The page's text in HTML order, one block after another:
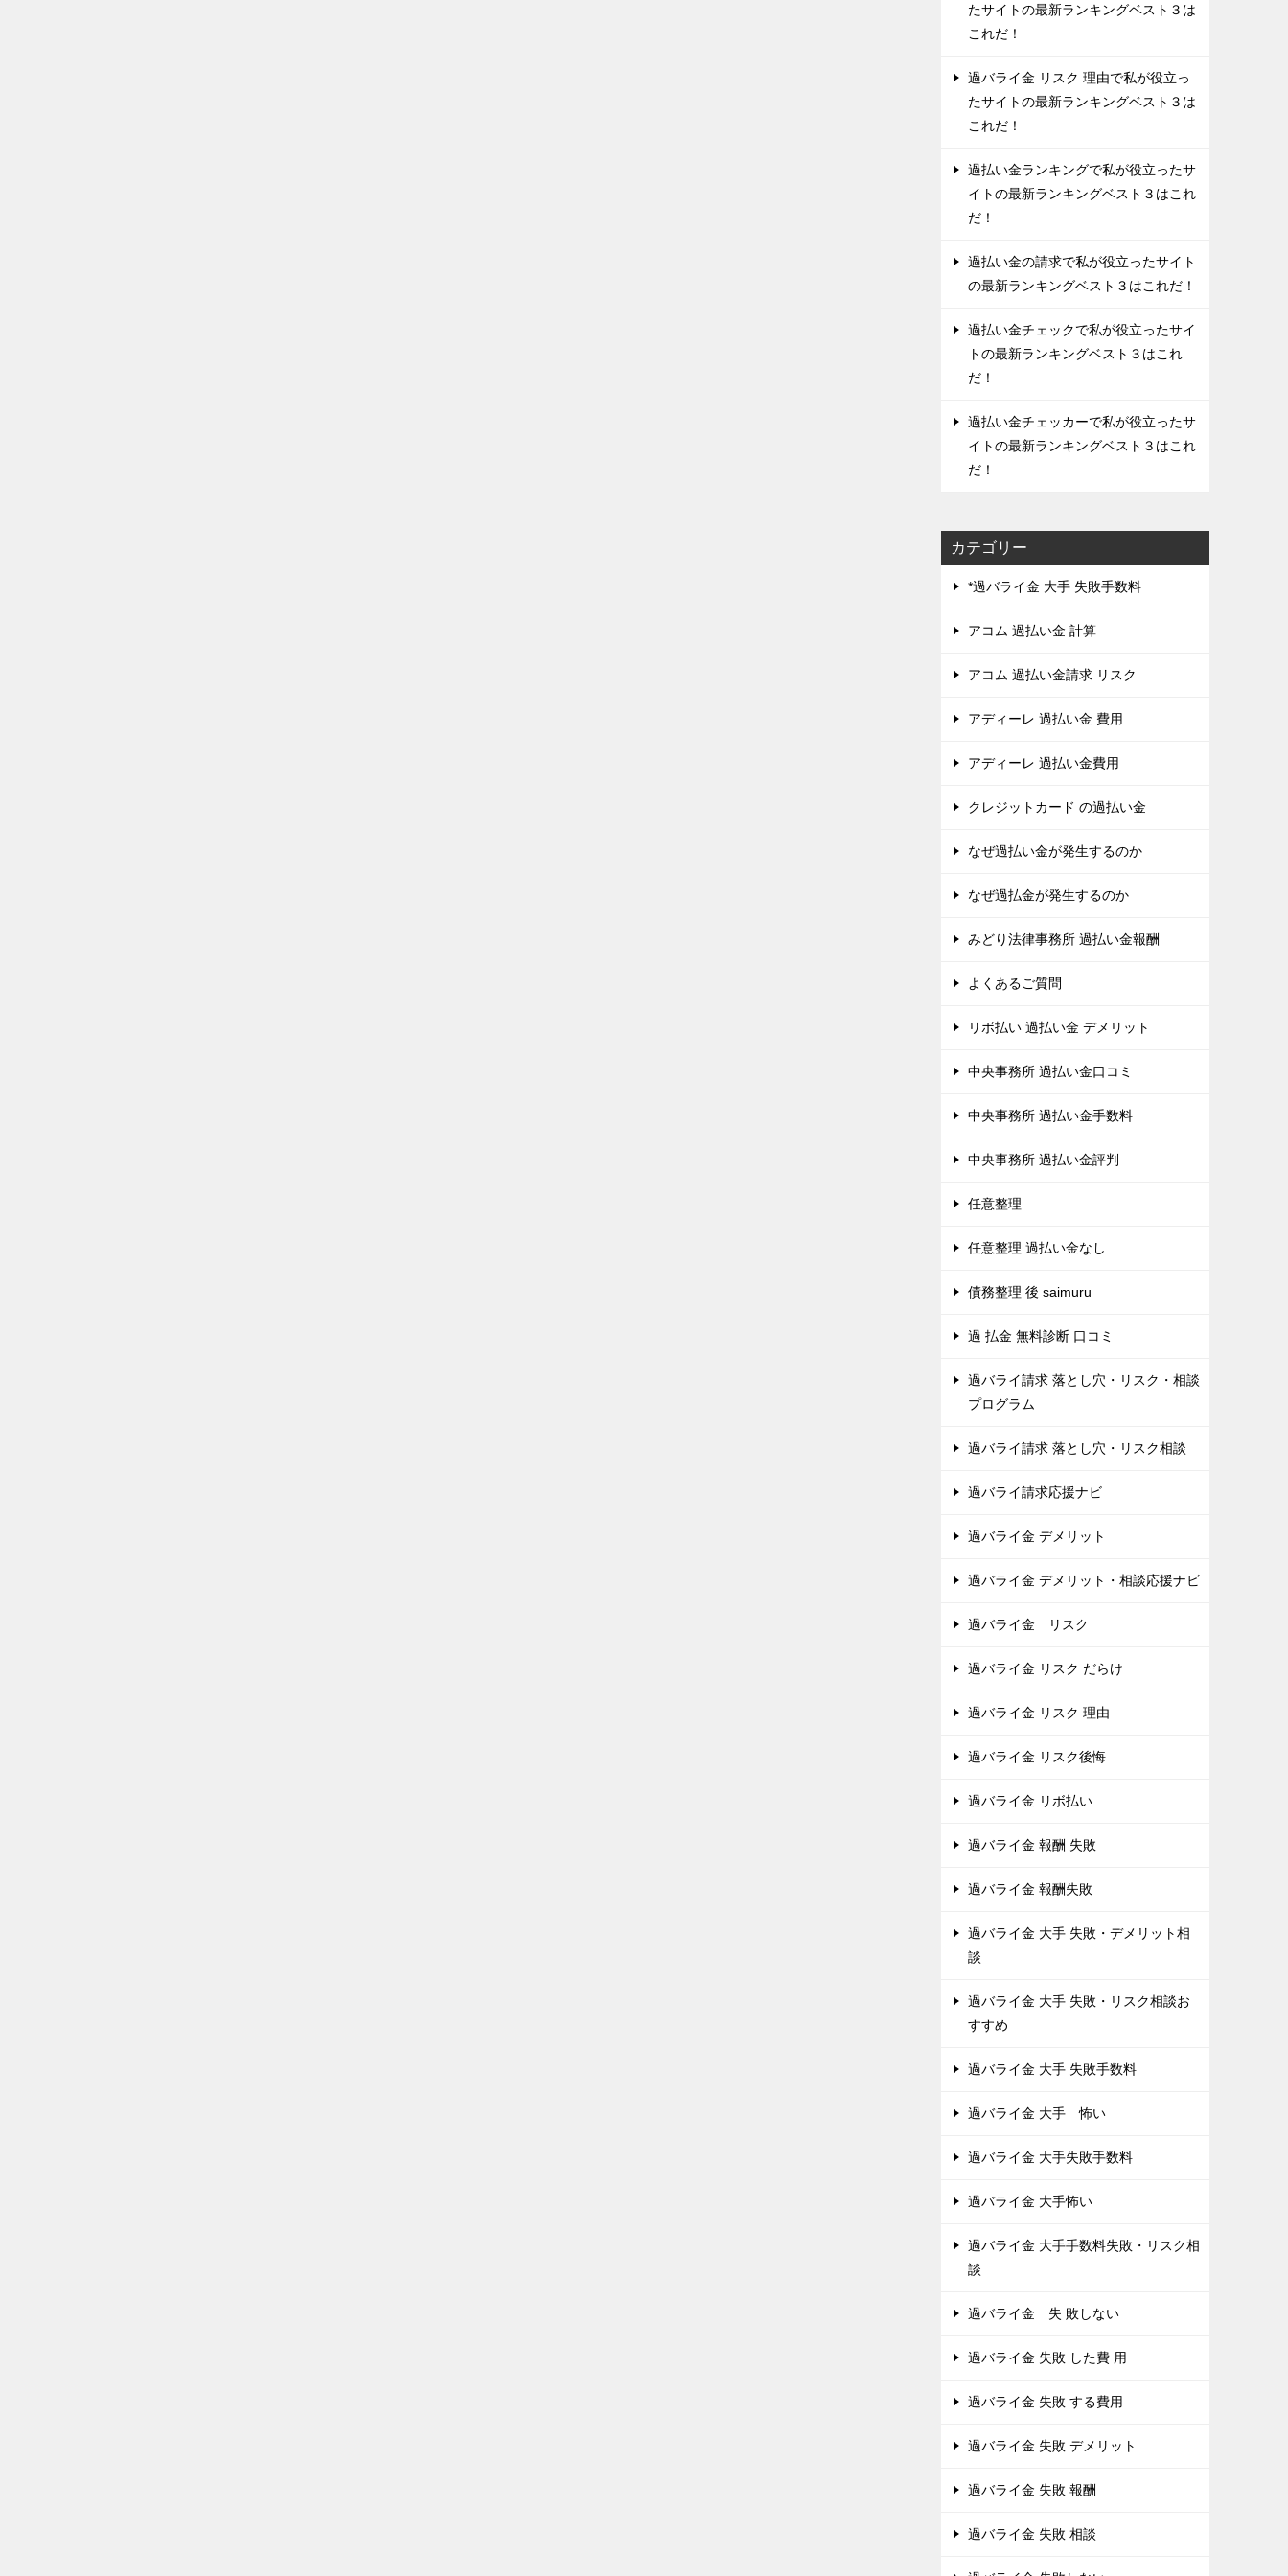
たサイトの最新ランキングベスト３は
これだ！
過バライ金 リスク 理由で私が役立っ
たサイトの最新ランキングベスト３は
これだ！
過払い金ランキングで私が役立ったサ
イトの最新ランキングベスト３はこれ
だ！
過払い金の請求で私が役立ったサイト
の最新ランキングベスト３はこれだ！
過払い金チェックで私が役立ったサイ
トの最新ランキングベスト３はこれ
だ！
過払い金チェッカーで私が役立ったサ
イトの最新ランキングベスト３はこれ
だ！
カテゴリー
*過バライ金 大手 失敗手数料
アコム 過払い金 計算
アコム 過払い金請求 リスク
アディーレ 過払い金 費用
アディーレ 過払い金費用
クレジットカード の過払い金
なぜ過払い金が発生するのか
なぜ過払金が発生するのか
みどり法律事務所 過払い金報酬
よくあるご質問
リボ払い 過払い金 デメリット
中央事務所 過払い金口コミ
中央事務所 過払い金手数料
中央事務所 過払い金評判
任意整理
任意整理 過払い金なし
債務整理 後 saimuru
過 払金 無料診断 口コミ
過バライ請求 落とし穴・リスク・相談
プログラム
過バライ請求 落とし穴・リスク相談
過バライ請求応援ナビ
過バライ金 デメリット
過バライ金 デメリット・相談応援ナビ
過バライ金 リスク
過バライ金 リスク だらけ
過バライ金 リスク 理由
過バライ金 リスク後悔
過バライ金 リボ払い
過バライ金 報酬 失敗
過バライ金 報酬失敗
過バライ金 大手 失敗・デメリット相
談
過バライ金 大手 失敗・リスク相談お
すすめ
過バライ金 大手 失敗手数料
過バライ金 大手 怖い
過バライ金 大手失敗手数料
過バライ金 大手怖い
過バライ金 大手手数料失敗・リスク相
談
過バライ金 失 敗しない
過バライ金 失敗 した費 用
過バライ金 失敗 する費用
過バライ金 失敗 デメリット
過バライ金 失敗 報酬
過バライ金 失敗 相談